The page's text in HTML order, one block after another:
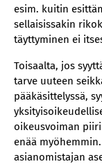
esim. kuitin
sellaisissakin
täyttyminen ei
Toisaalta, jos
tarve uuteen
pääkäsittelyssä,
oikeusvoiman
enää
asianomistajan